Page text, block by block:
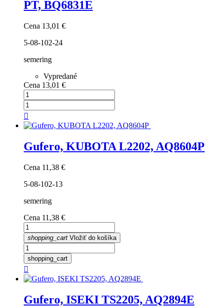
PT, BQ6831E
Cena 13,01 €
5-08-102-24
semering
Vypredané
Cena 13,01 €

Gufero, KUBOTA L2202, AQ8604P
Cena 11,38 €
5-08-102-13
semering
Cena 11,38 €
shopping_cart Vložiť do košíka
shopping_cart

Gufero, ISEKI TS2205, AQ2894E